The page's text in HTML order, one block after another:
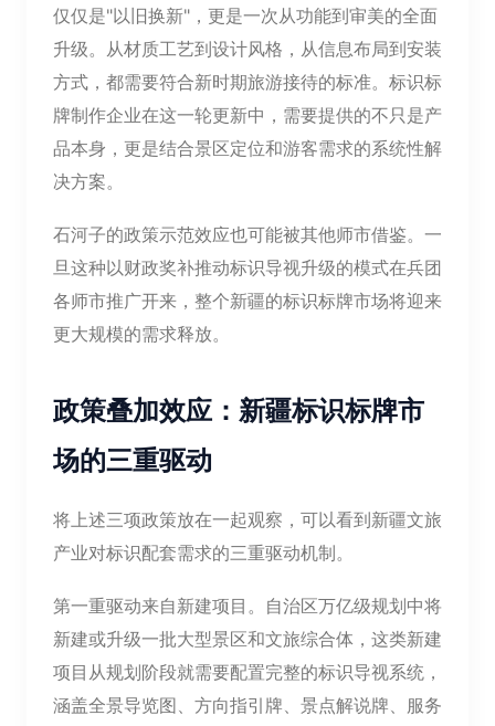
仅仅是"以旧换新"，更是一次从功能到审美的全面
升级。从材质工艺到设计风格，从信息布局到安装
方式，都需要符合新时期旅游接待的标准。标识标
牌制作企业在这一轮更新中，需要提供的不只是产
品本身，更是结合景区定位和游客需求的系统性解
决方案。
石河子的政策示范效应也可能被其他师市借鉴。一
旦这种以财政奖补推动标识导视升级的模式在兵团
各师市推广开来，整个新疆的标识标牌市场将迎来
更大规模的需求释放。
政策叠加效应：新疆标识标牌市
场的三重驱动
将上述三项政策放在一起观察，可以看到新疆文旅
产业对标识配套需求的三重驱动机制。
第一重驱动来自新建项目。自治区万亿级规划中将
新建或升级一批大型景区和文旅综合体，这类新建
项目从规划阶段就需要配置完整的标识导视系统，
涵盖全景导览图、方向指引牌、景点解说牌、服务